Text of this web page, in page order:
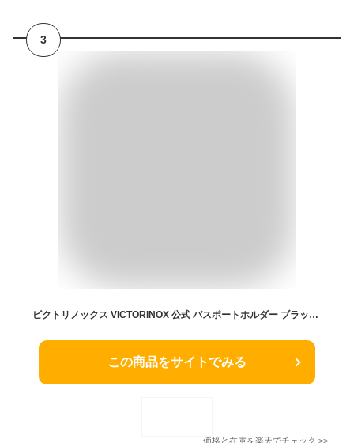
3
ビクトリノックス VICTORINOX 公式 パスポートホルダー ブラック トラベルエッセンシャルズ 正規品 パスポートケース スキミング防止 パスポートカバー パスポート入れ ブランド シンプル おしゃれ RFID 旅行グッズ プレゼント 海外旅行 出張 便利グッズ 旅行用品 黒 653361
この商品をサイトでみる
価格と在庫を楽天でチェック >>